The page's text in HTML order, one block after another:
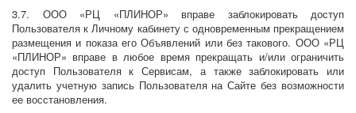
3.7. ООО «РЦ «ПЛИНОР» вправе заблокировать доступ
Пользователя к Личному кабинету с одновременным прекращением
размещения и показа его Объявлений или без такового. ООО «РЦ
«ПЛИНОР» вправе в любое время прекращать и/или ограничить
доступ Пользователя к Сервисам, а также заблокировать или
удалить учетную запись Пользователя на Сайте без возможности
ее восстановления.